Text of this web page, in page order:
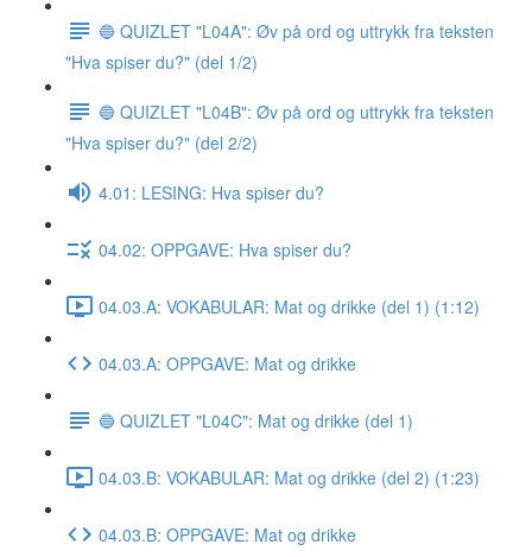
🔵 QUIZLET "L04A": Øv på ord og uttrykk fra teksten
"Hva spiser du?" (del 1/2)
🔵 QUIZLET "L04B": Øv på ord og uttrykk fra teksten
"Hva spiser du?" (del 2/2)
4.01: LESING: Hva spiser du?
04.02: OPPGAVE: Hva spiser du?
04.03.A: VOKABULAR: Mat og drikke (del 1) (1:12)
04.03.A: OPPGAVE: Mat og drikke
🔵 QUIZLET "L04C": Mat og drikke (del 1)
04.03.B: VOKABULAR: Mat og drikke (del 2) (1:23)
04.03.B: OPPGAVE: Mat og drikke